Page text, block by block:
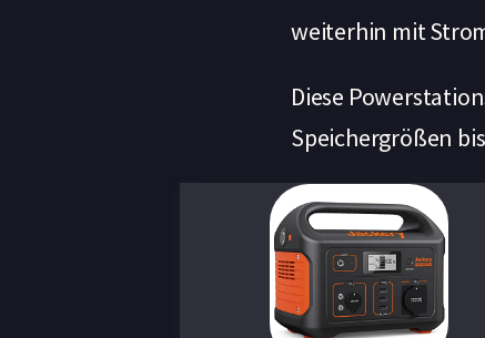
weiterhin mit
Diese
Speichergrößen